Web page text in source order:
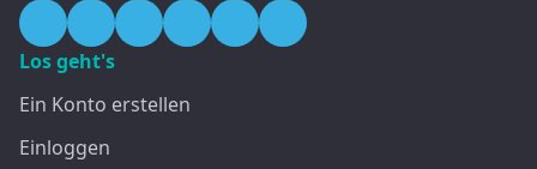
Los geht's
Ein Konto erstellen
Einloggen